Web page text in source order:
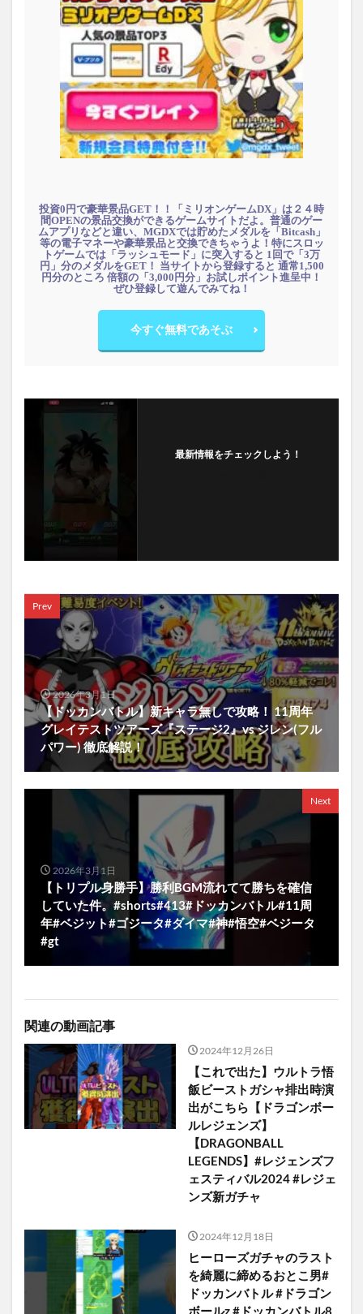
投資0円で豪華景品GET！！「ミリオンゲームDX」は２４時
間OPENの景品交換ができるゲームサイトだよ。普通のゲー
ムアプリなどと違い、MGDXでは貯めたメダルを「Bitcash」
等の電子マネーや豪華景品と交換できちゃうよ！特にスロッ
トゲームでは「ラッシュモード」に突入すると 1回で「3万
円」分のメダルをGET！ 当サイトから登録すると 通常1,500
円分のところ 倍額の「3,000円分」お試しポイント進呈中！
ぜひ登録して遊んでみてね！
今すぐ無料であそぶ
最新情報をチェックしよう！
Prev
2026年3月1日
【ドッカンバトル】新キャラ無しで攻略！ 11周年
グレイテストツアーズ『ステージ2』vs ジレン(フル
パワー) 徹底解説！
Next
2026年3月1日
【トリプル身勝手】勝利BGM流れてて勝ちを確信
していた件。#shorts#413#ドッカンバトル#11周
年#ベジット#ゴジータ#ダイマ#神#悟空#ベジータ
#gt
関連の動画記事
2024年12月26日
【これで出た】ウルトラ悟
飯ビーストガシャ排出時演
出がこちら【ドラゴンボー
ルレジェンズ】
【DRAGONBALL
LEGENDS】#レジェンズフ
ェスティバル2024 #レジェ
ンズ新ガチャ
2024年12月18日
ヒーローズガチャのラスト
を綺麗に締めるおとこ男#
ドッカンバトル #ドラゴン
ボールz #ドッカンバトル8